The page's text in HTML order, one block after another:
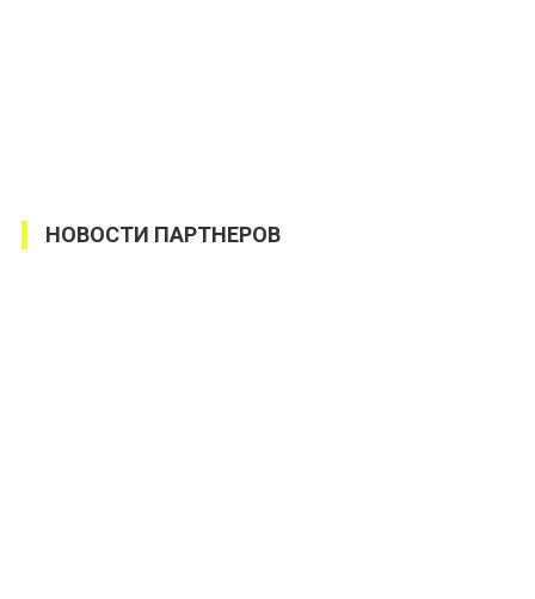
НОВОСТИ ПАРТНЕРОВ